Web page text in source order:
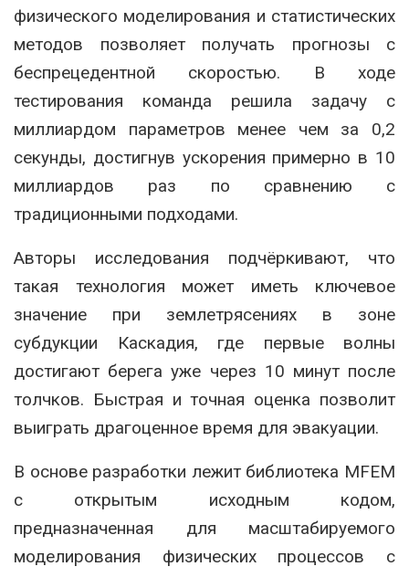
физического моделирования и статистических
методов позволяет получать прогнозы с
беспрецедентной скоростью. В ходе
тестирования команда решила задачу с
миллиардом параметров менее чем за 0,2
секунды, достигнув ускорения примерно в 10
миллиардов раз по сравнению с
традиционными подходами.
Авторы исследования подчёркивают, что
такая технология может иметь ключевое
значение при землетрясениях в зоне
субдукции Каскадия, где первые волны
достигают берега уже через 10 минут после
толчков. Быстрая и точная оценка позволит
выиграть драгоценное время для эвакуации.
В основе разработки лежит библиотека MFEM
с открытым исходным кодом,
предназначенная для масштабируемого
моделирования физических процессов с